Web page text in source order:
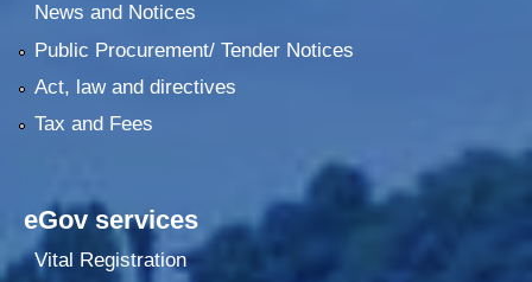
News and Notices
Public Procurement/ Tender Notices
Act, law and directives
Tax and Fees
eGov services
Vital Registration